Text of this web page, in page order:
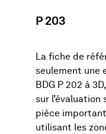
P 203
La fiche de
seulement une
BDG P 202 à
sur
pièce
utilisant les